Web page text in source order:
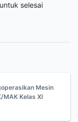
selesai
Mesin
Kelas XI